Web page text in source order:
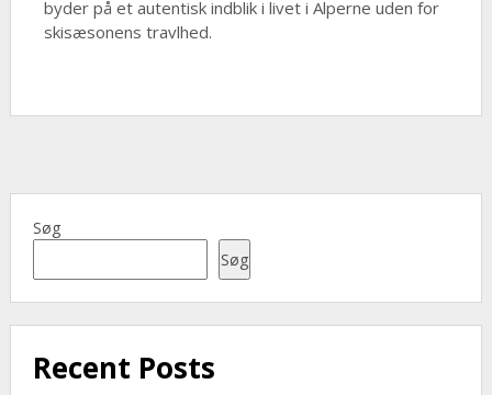
byder på et autentisk indblik i livet i Alperne uden for
skisæsonens travlhed.
Søg
Søg
Recent Posts